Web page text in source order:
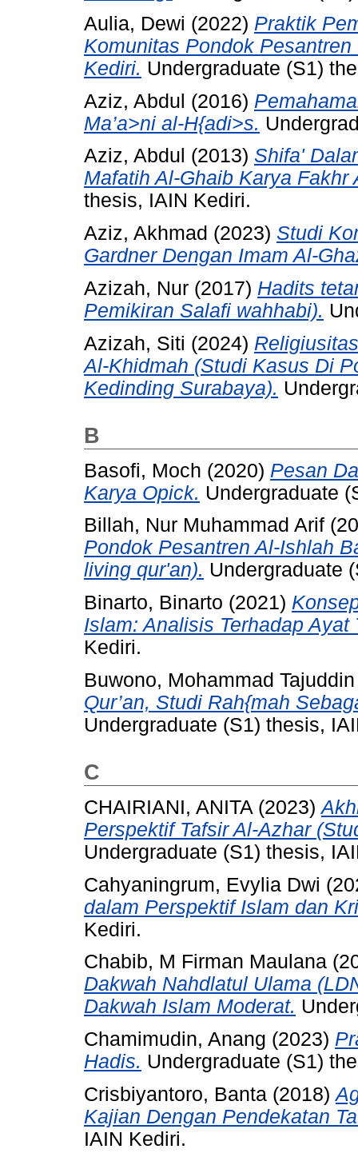
Aulia, Dewi (2022) Praktik
Komunitas Pondok
Kediri. Undergraduate (S1)
Aziz, Abdul (2016)
Ma’a>ni al-H{adi>s.
Aziz, Abdul (2013) Shifa'
Mafatih Al-Ghaib Karya Fakhr
thesis, IAIN Kediri.
Aziz, Akhmad (2023) Studi
Gardner Dengan Imam Al-
Azizah, Nur (2017) Hadits
Pemikiran Salafi wahhabi).
Azizah, Siti (2024)
Al-Khidmah (Studi Kasus Di
Kedinding Surabaya).
B
Basofi, Moch (2020) Pesan
Karya Opick. Undergraduate
Billah, Nur Muhammad Arif
Pondok Pesantren Al-Ishlah
living qur'an). Undergraduate
Binarto, Binarto (2021)
Islam: Analisis Terhadap Ayat
Kediri.
Buwono, Mohammad
Qur’an, Studi Rah{mah
Undergraduate (S1) thesis,
C
CHAIRIANI, ANITA (2023)
Perspektif Tafsir Al-Azhar
Undergraduate (S1) thesis,
Cahyaningrum, Evylia Dwi
dalam Perspektif Islam dan
Kediri.
Chabib, M Firman Maulana
Dakwah Nahdlatul Ulama
Dakwah Islam Moderat.
Chamimudin, Anang (2023)
Hadis. Undergraduate (S1)
Crisbiyantoro, Banta (2018)
Kajian Dengan Pendekatan
IAIN Kediri.